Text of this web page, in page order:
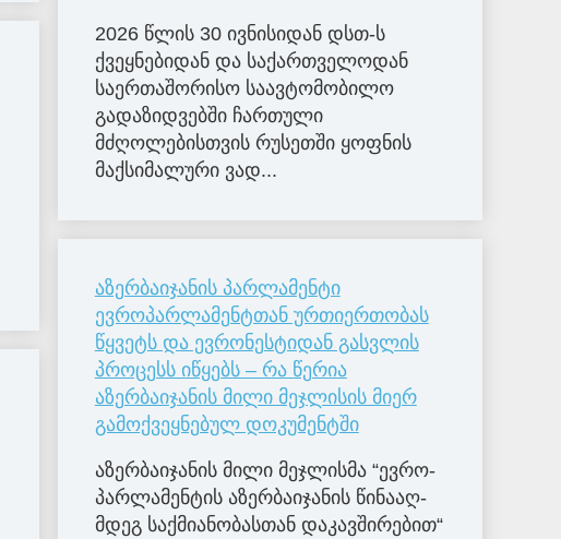
2026 წლის 30 ივნისიდან დსთ-ს
ქვეყნებიდან და საქართველოდან
საერთაშორისო საავტომობილო
გადაზიდვებში ჩართული
მძღოლებისთვის რუსეთში ყოფნის
მაქსიმალური ვად...
აზერბაიჯანის პარლამენტი
ევროპარლამენტთან ურთიერთობას
წყვეტს და ევრონესტიდან გასვლის
პროცესს იწყებს – რა წერია
აზერბაიჯანის მილი მეჯლისის მიერ
გამოქვეყნებულ დოკუმენტში
აზერ­ბა­ი­ჯა­ნის მილი მე­ჯლის­მა “ევ­რო­
პარ­ლა­მენ­ტის აზერ­ბა­ი­ჯა­ნის წი­ნა­აღ­
მდეგ საქ­მი­ა­ნო­ბას­თან და­კავ­ში­რე­ბით“